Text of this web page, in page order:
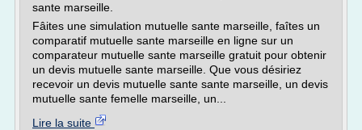
sante marseille.
Fâites une simulation mutuelle sante marseille, faîtes un
comparatif mutuelle sante marseille en ligne sur un
comparateur mutuelle sante marseille gratuit pour obtenir
un devis mutuelle sante marseille. Que vous désiriez
recevoir un devis mutuelle sante sante marseille, un devis
mutuelle sante femelle marseille, un...
Lire la suite